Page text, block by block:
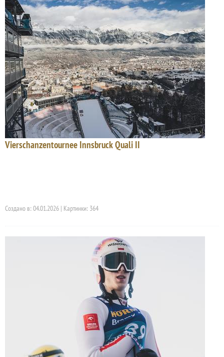
Vierschanzentournee Innsbruck Quali II
Создано в: 04.01.2026 | Картинки: 364